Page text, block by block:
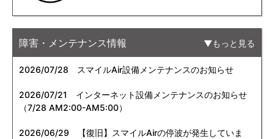
障害・メンテナンス情報 もっと見る
2026/07/28 スマイルAir設備メンテナンスのお知らせ
2026/07/21
インターネット設備メンテナンスのお知らせ
（7/28 AM2:00-AM5:00）
2026/06/29 【復旧】スマイルAirの停波が発生していま